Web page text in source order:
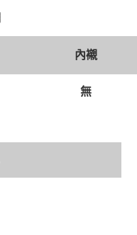
內襯
無